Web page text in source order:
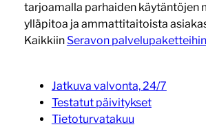
tarjoamalla parhaiden käytäntöjen
ylläpitoa ja ammattitaitoista
Kaikkiin Seravon palvelupaketteihin
Jatkuva valvonta, 24/7
Testatut päivitykset
Tietoturvatakuu